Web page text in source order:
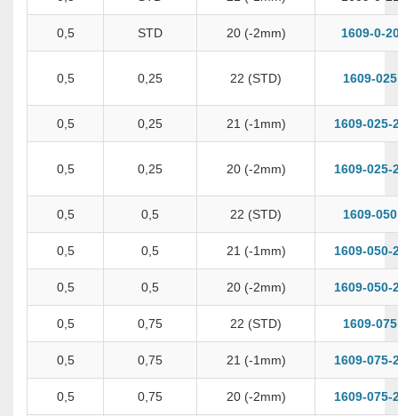
0,5 STD 20 (-2mm) 1609-0-
0,5 0,25 22 (STD) 1609-025
0,5 0,25 21 (-1mm) 1609-025-
0,5 0,25 20 (-2mm) 1609-025-
0,5 0,5 22 (STD) 1609-050
0,5 0,5 21 (-1mm) 1609-050-
0,5 0,5 20 (-2mm) 1609-050-
0,5 0,75 22 (STD) 1609-075
0,5 0,75 21 (-1mm) 1609-075-
0,5 0,75 20 (-2mm) 1609-075-